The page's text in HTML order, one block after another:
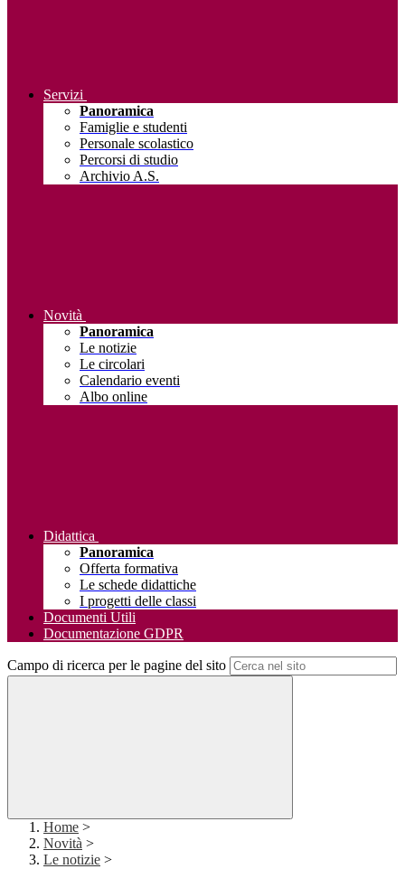
Servizi
Panoramica
Famiglie e studenti
Personale scolastico
Percorsi di studio
Archivio A.S.
Novità
Panoramica
Le notizie
Le circolari
Calendario eventi
Albo online
Didattica
Panoramica
Offerta formativa
Le schede didattiche
I progetti delle classi
Documenti Utili
Documentazione GDPR
Campo di ricerca per le pagine del sito
Home >
Novità >
Le notizie >